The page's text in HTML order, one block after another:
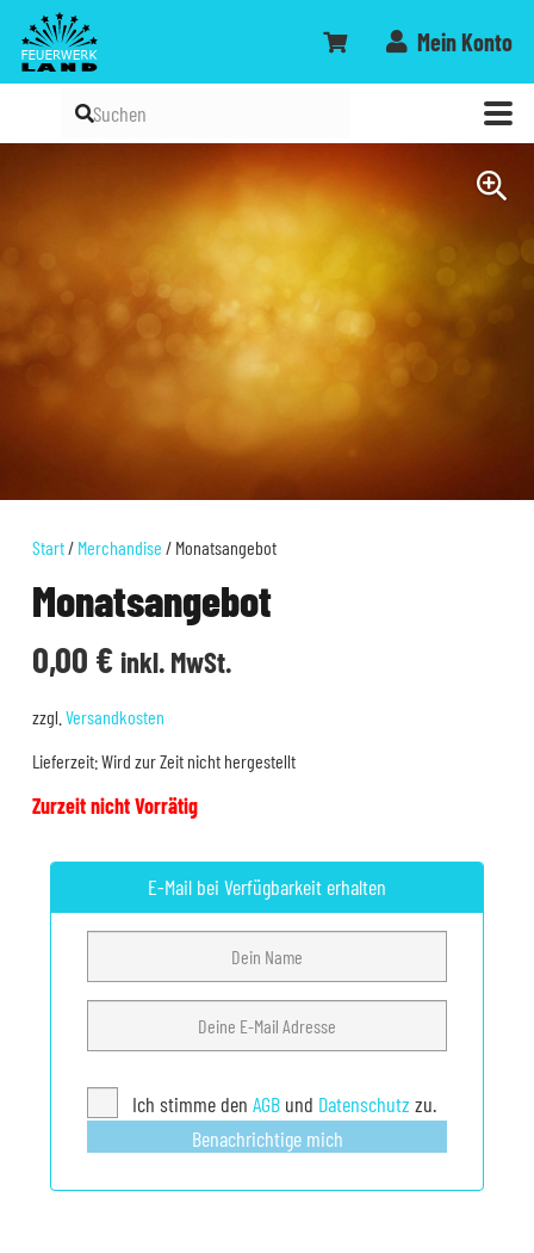
Mein Konto
Start / Merchandise / Monatsangebot
Monatsangebot
0,00 € inkl. MwSt.
zzgl. Versandkosten
Lieferzeit:Wird zur Zeit nicht hergestellt
Zurzeit nicht Vorrätig
E-Mail bei Verfügbarkeit erhalten
Ich stimme denAGB und Datenschutz zu.
Benachrichtige mich